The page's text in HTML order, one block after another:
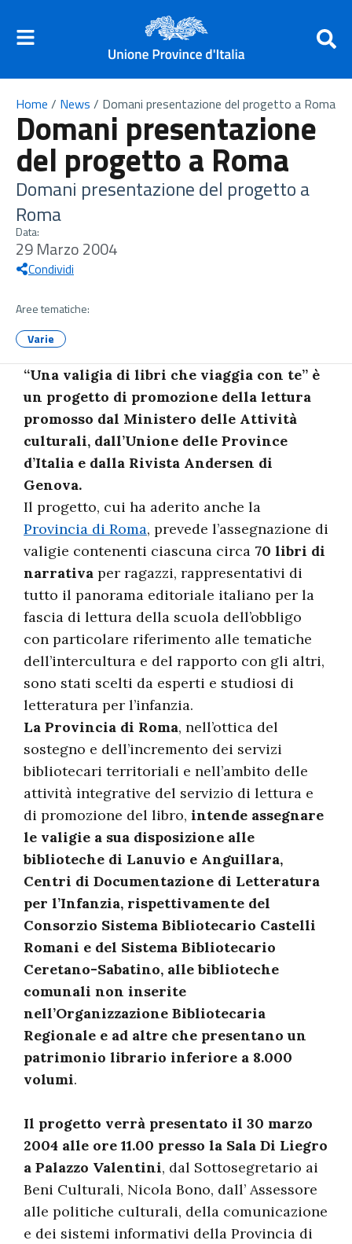
Home / News / Domani presentazione del progetto a Roma
Domani presentazione
del progetto a Roma
Domani presentazione del progetto a
Roma
Data:
29 Marzo 2004
Condividi
Aree tematiche:
Varie
“Una valigia di libri che viaggia con te” è
un progetto di promozione della lettura
promosso dal Ministero delle Attività
culturali, dall’Unione delle Province
d’Italia e dalla Rivista Andersen di
Genova.
Il progetto, cui ha aderito anche la
Provincia di Roma, prevede l’assegnazione di
valigie contenenti ciascuna circa 70 libri di
narrativa per ragazzi, rappresentativi di
tutto il panorama editoriale italiano per la
fascia di lettura della scuola dell’obbligo
con particolare riferimento alle tematiche
dell’intercultura e del rapporto con gli altri,
sono stati scelti da esperti e studiosi di
letteratura per l’infanzia.
La Provincia di Roma, nell’ottica del
sostegno e dell’incremento dei servizi
bibliotecari territoriali e nell’ambito delle
attività integrative del servizio di lettura e
di promozione del libro, intende assegnare
le valigie a sua disposizione alle
biblioteche di Lanuvio e Anguillara,
Centri di Documentazione di Letteratura
per l’Infanzia, rispettivamente del
Consorzio Sistema Bibliotecario Castelli
Romani e del Sistema Bibliotecario
Ceretano-Sabatino, alle biblioteche
comunali non inserite
nell’Organizzazione Bibliotecaria
Regionale e ad altre che presentano un
patrimonio librario inferiore a 8.000
volumi.
Il progetto verrà presentato il 30 marzo
2004 alle ore 11.00 presso la Sala Di Liegro
a Palazzo Valentini, dal Sottosegretario ai
Beni Culturali, Nicola Bono, dall’ Assessore
alle politiche culturali, della comunicazione
e dei sistemi informativi della Provincia di